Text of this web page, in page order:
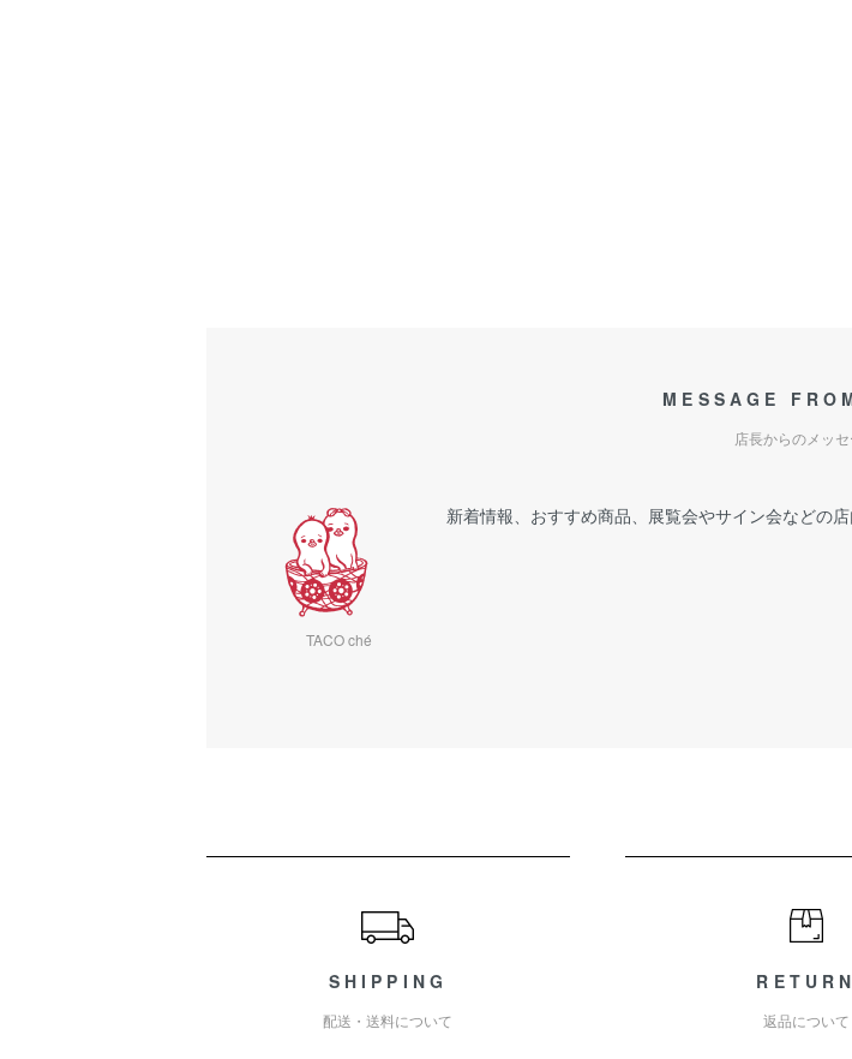
MESSAGE
店長からのメッ
TACO ché
新着情報、おすすめ商品、展覧会やサイン会などの
SHIPPING
配送・送料について
RETURN
返品について